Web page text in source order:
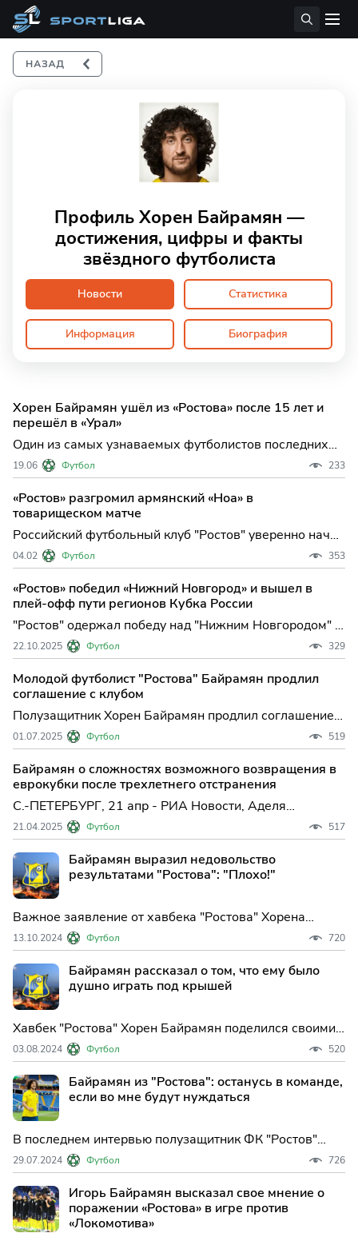
Профиль Хорен Байрамян —
достижения, цифры и факты
звёздного футболиста
Новости Статистика
Информация Биография
Хорен Байрамян ушёл из «Ростова» после 15 лет и
перешёл в «Урал»
Один из самых узнаваемых футболистов последних
лет в составе "Ростова" — Хорен Байрамян —
официально завершил свою долгую главу в донском
клубе и продолжит карьеру в екатеринбургском
"Урале", который выступает в Первой лиге. Этот
переход знаменует со
19.06 Футбол 233
«Ростов» разгромил армянский «Ноа» в
товарищеском матче
Российский футбольный клуб "Ростов" уверенно начал
зимние сборы в Объединённых Арабских Эмиратах,
одержав крупную победу над армянским "Ноа" со
счетом 3:0. Этот результат не только стал хорошим
стартом для команды Валерия Карпина в новом году,
но и п
04.02 Футбол 353
«Ростов» победил «Нижний Новгород» и вышел в
плей-офф пути регионов Кубка России
"Ростов" одержал победу над "Нижним Новгородом" в
матче заключительного, шестого тура группового
этапа пути РПЛ Кубка России по футболу. Встреча
группы C в Ростове-на-До...
22.10.2025 Футбол 329
Молодой футболист "Ростова" Байрамян продлил
соглашение с клубом
Полузащитник Хорен Байрамян продлил соглашение с
"Ростовом", сообщается в Telegram-канале
футбольного клуба. Соглашение с 33-летним
армянином рассчитано на один сезон с о...
01.07.2025 Футбол 519
Байрамян о сложностях возможного возвращения в
еврокубки после трехлетнего отстранения
С.-ПЕТЕРБУРГ, 21 апр - РИА Новости, Аделя
Зиатдинова. Полузащитник "Ростова" Хорен Байрамян
заявил РИА Новости, что российским футболистам
придется непросто после возвращения в
международные турниры. ...
21.04.2025 Футбол 517
Байрамян выразил недовольство
результатами "Ростова": "Плохо!"
Важное заявление от хавбека "Ростова" Хорена
Байрамяна по поводу текущей ситуации в клубе.
Согласно последним данным, команда занимает 9-е
место в турнирной таблице."Если смотреть на
последний месяц, мы упустили очки в каждом матче.
13.10.2024 Футбол 720
Байрамян рассказал о том, что ему было
душно играть под крышей
Хавбек "Ростова" Хорен Байрамян поделился своими
впечатлениями от матча с "Зенитом".Ростовчане
потерпели поражение в гостях в Санкт-Петербурге со
счётом 0:3."Игра под крышей? Духота ощущалась. Не
очень комфортно было.
03.08.2024 Футбол 520
Байрамян из "Ростова": останусь в команде,
если во мне будут нуждаться
В последнем интервью полузащитник ФК "Ростов"
Хорен Байрамян поделился своими мыслями о
будущем в команде. "У нас очень хорошие отношения
с клубом, но пока не обсуждали это. Уверен, что когда
придет время, мы пообщаемся.
29.07.2024 Футбол 726
Игорь Байрамян высказал свое мнение о
поражении «Ростова» в игре против
«Локомотива»